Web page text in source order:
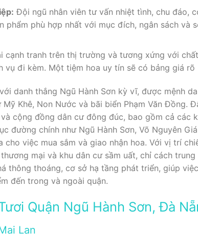
Đội ngũ nhân viên tư vấn nhiệt tình, chu đáo,
phẩm phù hợp nhất với mục đích, ngân sách và
cạnh tranh trên thị trường và tương xứng với
đi kèm. Một tiệm hoa uy tín sẽ có bảng giá rõ
danh thắng Ngũ Hành Sơn kỳ vĩ, được mệnh
Khê, Non Nước và bãi biển Phạm Văn Đồng.
cộng đồng dân cư đông đúc, bao gồm cả các
đường chính như Ngũ Hành Sơn, Võ Nguyên
việc mua sắm và giao nhận hoa. Với vị trí
mại và khu dân cư sầm uất, chỉ cách
thông thoáng, cơ sở hạ tầng phát triển, giúp
đến trong và ngoài quận.
Quận Ngũ Hành Sơn, Đà
Lan